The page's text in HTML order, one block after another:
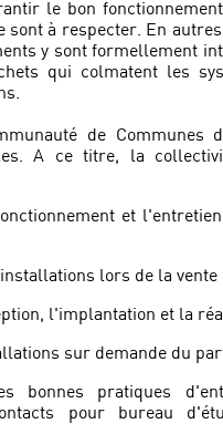
le bon
sont à respecter. En
y sont formellement
qui colmatent les
de Communes
A ce titre, la
et
lors de la vente
l'implantation et la
sur demande du
bonnes pratiques
pour bureau